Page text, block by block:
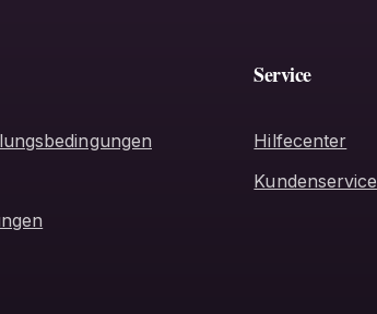
Service
Hilfecenter
Kundenservice